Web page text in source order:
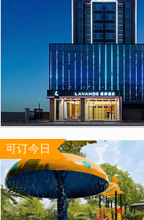
可订今日